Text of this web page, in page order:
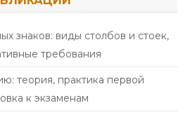
знаков: виды столбов и стоек,
требования
теория, практика первой
к экзаменам